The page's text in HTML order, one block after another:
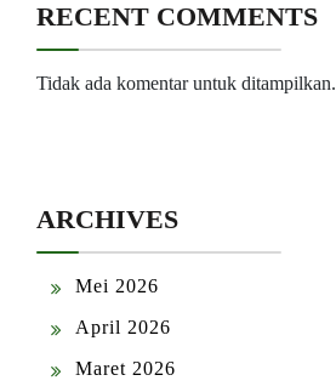
RECENT COMMENTS
Tidak ada komentar untuk ditampilkan.
ARCHIVES
Mei 2026
April 2026
Maret 2026